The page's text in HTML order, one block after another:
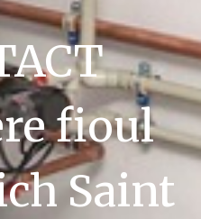
fioul
Saint